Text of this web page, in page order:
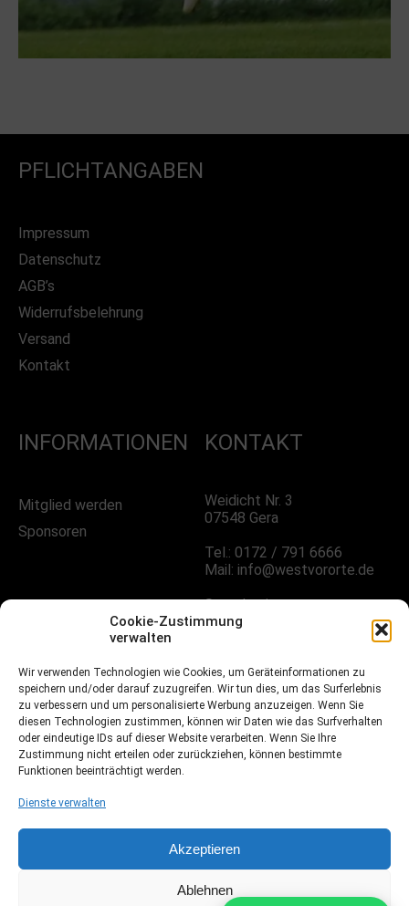
Cookie-Zustimmung
verwalten
Wir verwenden Technologien wie Cookies, um Geräteinformationen zu
speichern und/oder darauf zuzugreifen. Wir tun dies, um das Surferlebnis
zu verbessern und um personalisierte Werbung anzuzeigen. Wenn Sie
diesen Technologien zustimmen, können wir Daten wie das Surfverhalten
oder eindeutige IDs auf dieser Website verarbeiten. Wenn Sie Ihre
Zustimmung nicht erteilen oder zurückziehen, können bestimmte
Funktionen beeinträchtigt werden.
Dienste verwalten
Akzeptieren
Ablehnen
PFLICHTANGABEN
Impressum
Datenschutz
AGB’s
Widerrufsbelehrung
Versand
Kontakt
INFORMATIONEN
Mitglied werden
Sponsoren
KONTAKT
Weidicht Nr. 3
07548 Gera
Tel.: 0172 / 791 6666
Mail: info@westvororte.de
Sprechzeiten:
Nach Vereinbarung
FOLGE UNS!
Facebook
Fussball.de
Webdesign, Programmierung & Marketing von Ihrer